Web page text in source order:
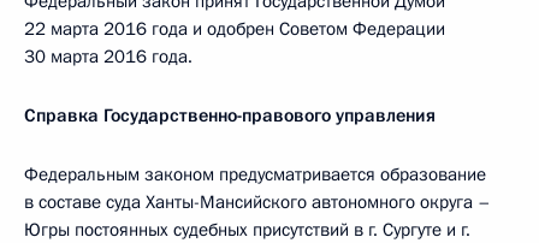
22 марта 2016 года и одобрен Советом Федерации
30 марта 2016 года.
Справка Государственно-правового управления
Федеральным законом предусматривается образование
в составе суда Ханты-Мансийского автономного округа –
Югры постоянных судебных присутствий в г. Сургуте и г.